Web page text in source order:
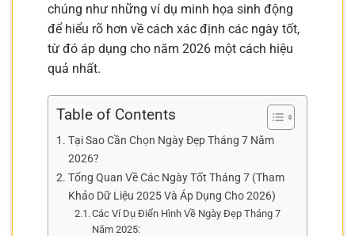
chúng như những ví dụ minh họa sinh động
để hiểu rõ hơn về cách xác định các ngày tốt,
từ đó áp dụng cho năm 2026 một cách hiệu
quả nhất.
Table of Contents
Tại Sao Cần Chọn Ngày Đẹp Tháng 7 Năm
2026?
Tổng Quan Về Các Ngày Tốt Tháng 7 (Tham
Khảo Dữ Liệu 2025 Và Áp Dụng Cho 2026)
Các Ví Dụ Điển Hình Về Ngày Đẹp Tháng 7
Năm 2025: